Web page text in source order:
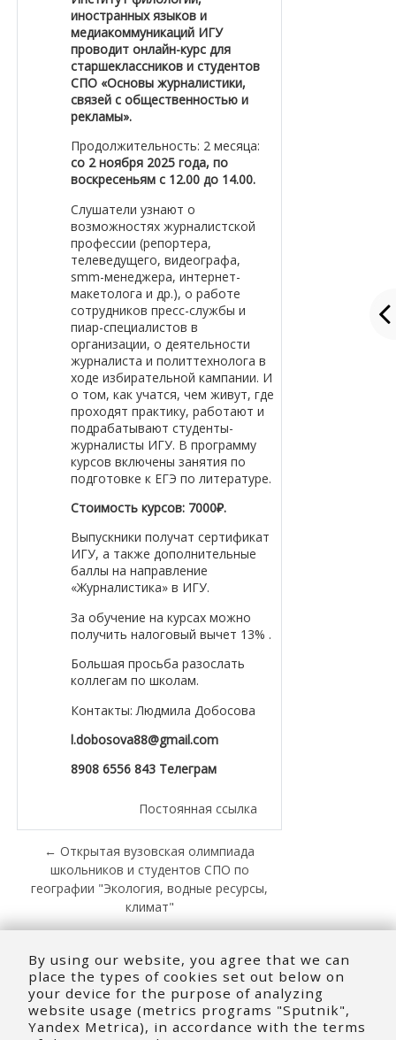
иностранных языков и
медиакоммуникаций ИГУ
проводит онлайн-курс для
старшеклассников и студентов
СПО «Основы журналистики,
связей с общественностью и
рекламы».
Продолжительность: 2 месяца:
со 2 ноября 2025 года, по
воскресеньям с 12.00 до 14.00.
Слушатели узнают о
возможностях журналистской
профессии (репортера,
телеведущего, видеографа,
smm-менеджера, интернет-
макетолога и др.), о работе
сотрудников пресс-службы и
пиар-специалистов в
организации, о деятельности
журналиста и политтехнолога в
ходе избирательной кампании. И
о том, как учатся, чем живут, где
проходят практику, работают и
подрабатывают студенты-
журналисты ИГУ. В программу
курсов включены занятия по
подготовке к ЕГЭ по литературе.
Стоимость курсов: 7000₽.
Выпускники получат сертификат
ИГУ, а также дополнительные
баллы на направление
«Журналистика» в ИГУ.
За обучение на курсах можно
получить налоговый вычет 13% .
Большая просьба разослать
коллегам по школам.
Контакты: Людмила Добосова
l.dobosova88@gmail.com
8908 6556 843 Телеграм
Постоянная ссылка
← Открытая вузовская олимпиада
школьников и студентов СПО по
географии "Экология, водные ресурсы,
климат"
Новый сезон Всероссийской
олимпиады студентов «Я —
профессионал». →
By using our website, you agree that we can
place the types of cookies set out below on
your device for the purpose of analyzing
website usage (metrics programs "Sputnik",
Yandex Metrica), in accordance with the terms